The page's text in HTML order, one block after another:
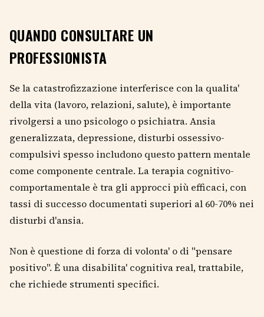
QUANDO CONSULTARE UN
PROFESSIONISTA
Se la catastrofizzazione interferisce con la qualita'
della vita (lavoro, relazioni, salute), è importante
rivolgersi a uno psicologo o psichiatra. Ansia
generalizzata, depressione, disturbi ossessivo-
compulsivi spesso includono questo pattern mentale
come componente centrale. La terapia cognitivo-
comportamentale è tra gli approcci più efficaci, con
tassi di successo documentati superiori al 60-70% nei
disturbi d'ansia.
Non è questione di forza di volonta' o di "pensare
positivo". È una disabilita' cognitiva real, trattabile,
che richiede strumenti specifici.